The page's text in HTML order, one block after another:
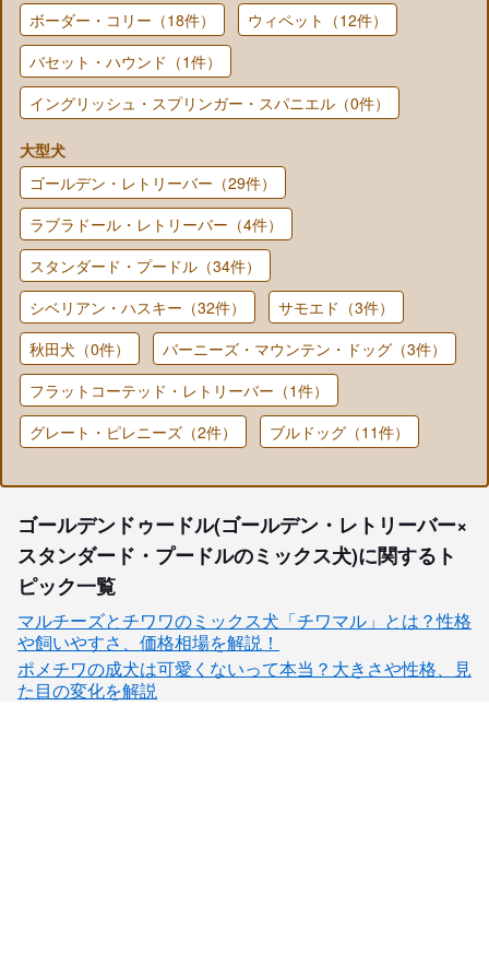
ボーダー・コリー（18件）
ウィペット（12件）
バセット・ハウンド（1件）
イングリッシュ・スプリンガー・スパニエル（0件）
大型犬
ゴールデン・レトリーバー（29件）
ラブラドール・レトリーバー（4件）
スタンダード・プードル（34件）
シベリアン・ハスキー（32件）
サモエド（3件）
秋田犬（0件）
バーニーズ・マウンテン・ドッグ（3件）
フラットコーテッド・レトリーバー（1件）
グレート・ピレニーズ（2件）
ブルドッグ（11件）
ゴールデンドゥードル(ゴールデン・レトリーバー×
スタンダード・プードルのミックス犬)に関するト
ピック一覧
マルチーズとチワワのミックス犬「チワマル」とは？性格
や飼いやすさ、価格相場を解説！
ポメチワの成犬は可愛くないって本当？大きさや性格、見
た目の変化を解説